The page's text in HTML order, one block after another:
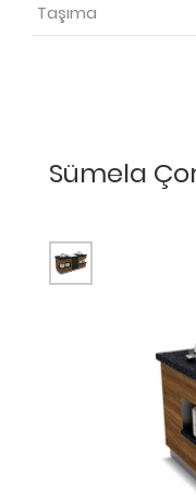
Taşıma
Sümela